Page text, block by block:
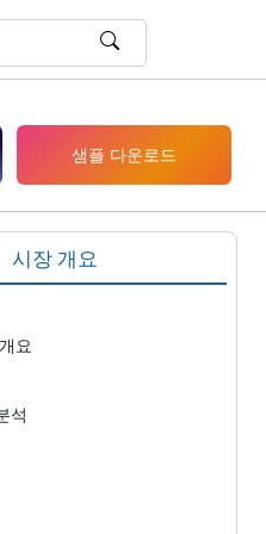
샘플 다운로드
시장 개요
요
석